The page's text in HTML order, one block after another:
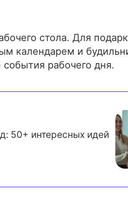
стола. Для
календарем и
рабочего дня.
50+ интересных идей